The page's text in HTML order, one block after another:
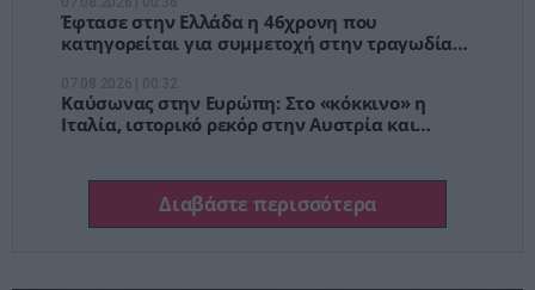
Έφτασε στην Ελλάδα η 46χρονη που
κατηγορείται για συμμετοχή στην τραγωδία
Καύσωνας στην Ευρώπη: Στο «κόκκινο» η
Ιταλία, ιστορικό ρεκόρ στην Αυστρία και
Διαβάστε περισσότερα